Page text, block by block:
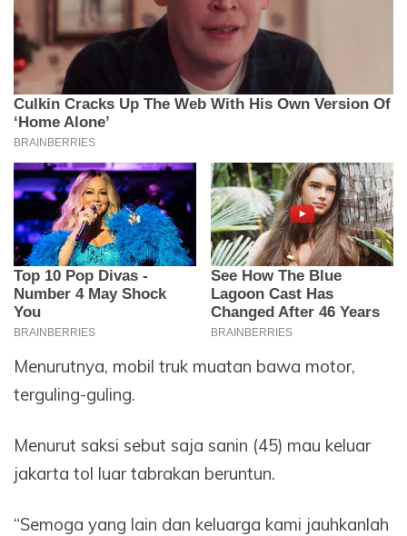
Menurutnya, mobil truk muatan bawa motor,
terguling-guling.
Menurut saksi sebut saja sanin (45) mau keluar
jakarta tol luar tabrakan beruntun.
“Semoga yang lain dan keluarga kami jauhkanlah